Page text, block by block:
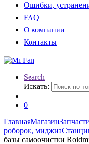
Ошибки,
FAQ
О компании
Контакты
Search
Искать:
0
ГлавнаяМагазин
роборок, миджиа
базы самоочистки